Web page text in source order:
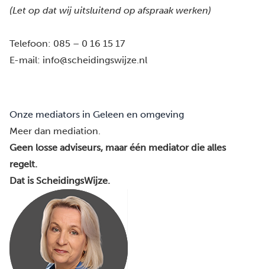
(Let op dat wij uitsluitend op afspraak werken)
Telefoon: 085 – 0 16 15 17
E-mail: info@scheidingswijze.nl
Onze mediators in Geleen en omgeving
Meer dan mediation.
Geen losse adviseurs, maar één mediator die alles
regelt.
Dat is ScheidingsWijze.